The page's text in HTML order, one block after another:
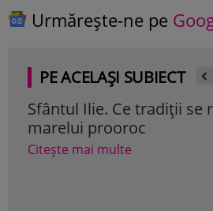
Urmărește-ne pe
PE ACELAȘI SUBIECT
Sfântul Ilie. Ce tradiții se
marelui prooroc
Citește mai multe